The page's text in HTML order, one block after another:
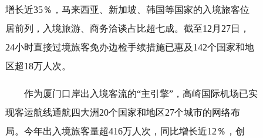
增长近35％，马来西亚、新加坡、韩国等国家的入境旅客位
居前列，入境旅游、商务洽谈占比超七成。截至12月27日，
24小时直接过境旅客免办边检手续措施已惠及142个国家和地
区超18万人次。
作为厦门口岸出入境客流的“主引擎”，高崎国际机场已实
现客运航线通航四大洲20个国家和地区27个城市的网络布
局。今年出入境旅客量超416万人次，同比增长近12％，创